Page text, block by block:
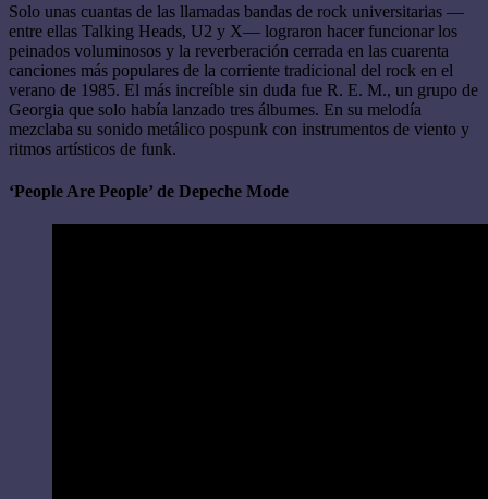
Solo unas cuantas de las llamadas bandas de rock universitarias —
entre ellas Talking Heads, U2 y X— lograron hacer funcionar los
peinados voluminosos y la reverberación cerrada en las cuarenta
canciones más populares de la corriente tradicional del rock en el
verano de 1985. El más increíble sin duda fue R. E. M., un grupo de
Georgia que solo había lanzado tres álbumes. En su melodía
mezclaba su sonido metálico pospunk con instrumentos de viento y
ritmos artísticos de funk.
‘People Are People’ de Depeche Mode